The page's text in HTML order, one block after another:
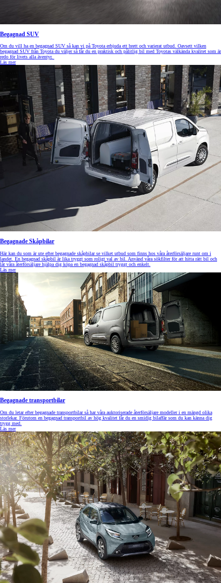
Begagnad SUV
Om du vill ha en begagnad SUV så kan vi på Toyota erbjuda ett brett och varierat utbud. Oavsett vilken
begagnad SUV från Toyota du väljer så får du en praktisk och pålitlig bil med Toyotas välkända kvalitet som är
redo för livets alla äventyr.
Läs mer
Begagnade Skåpbilar
Här kan du som är ute efter begagnade skåpbilar se vilket utbud som finns hos våra återförsäljare runt om i
landet. En begagnad skåpbil är lika tryggt som roligt val av bil. Använd våra sökfilter för att hitta rätt bil och
låt våra återförsäljare hjälpa dig köpa en begagnad skåpbil tryggt och enkelt.
Läs mer
Begagnade transportbilar
Om du letar efter begagnade transportbilar så har våra auktoriserade återförsäljare modeller i en mängd olika
storlekar. Förutom en begagnad transportbil av hög kvalitet får du en smidig bilaffär som du kan känna dig
trygg med.
Läs mer